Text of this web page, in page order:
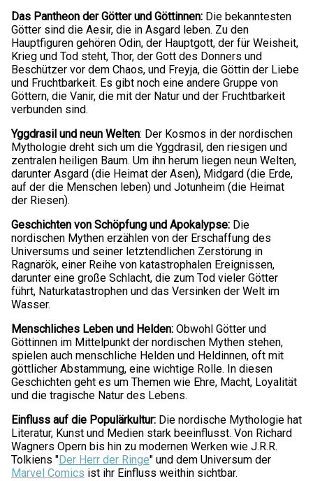
Das Pantheon der Götter und Göttinnen: Die bekanntesten
Götter sind die Aesir, die in Asgard leben. Zu den
Hauptfiguren gehören Odin, der Hauptgott, der für Weisheit,
Krieg und Tod steht, Thor, der Gott des Donners und
Beschützer vor dem Chaos, und Freyja, die Göttin der Liebe
und Fruchtbarkeit. Es gibt noch eine andere Gruppe von
Göttern, die Vanir, die mit der Natur und der Fruchtbarkeit
verbunden sind.
Yggdrasil und neun Welten: Der Kosmos in der nordischen
Mythologie dreht sich um die Yggdrasil, den riesigen und
zentralen heiligen Baum. Um ihn herum liegen neun Welten,
darunter Asgard (die Heimat der Asen), Midgard (die Erde,
auf der die Menschen leben) und Jotunheim (die Heimat
der Riesen).
Geschichten von Schöpfung und Apokalypse: Die
nordischen Mythen erzählen von der Erschaffung des
Universums und seiner letztendlichen Zerstörung in
Ragnarök, einer Reihe von katastrophalen Ereignissen,
darunter eine große Schlacht, die zum Tod vieler Götter
führt, Naturkatastrophen und das Versinken der Welt im
Wasser.
Menschliches Leben und Helden: Obwohl Götter und
Göttinnen im Mittelpunkt der nordischen Mythen stehen,
spielen auch menschliche Helden und Heldinnen, oft mit
göttlicher Abstammung, eine wichtige Rolle. In diesen
Geschichten geht es um Themen wie Ehre, Macht, Loyalität
und die tragische Natur des Lebens.
Einfluss auf die Populärkultur: Die nordische Mythologie hat
Literatur, Kunst und Medien stark beeinflusst. Von Richard
Wagners Opern bis hin zu modernen Werken wie J.R.R.
Tolkiens "Der Herr der Ringe" und dem Universum der
Marvel Comics ist ihr Einfluss weithin sichtbar.